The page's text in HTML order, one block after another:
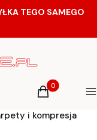
TEGO SAMEGO
się Produkty w
Koszyk
i kompresja